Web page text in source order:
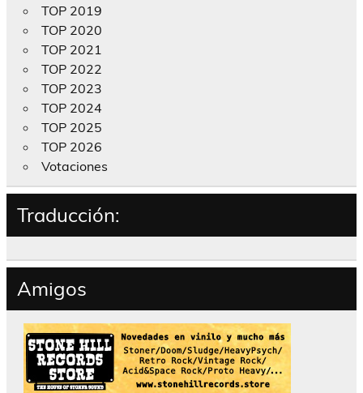
TOP 2019
TOP 2020
TOP 2021
TOP 2022
TOP 2023
TOP 2024
TOP 2025
TOP 2026
Votaciones
Traducción:
Amigos